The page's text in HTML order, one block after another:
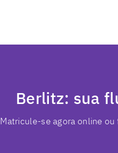
Berlitz: sua
Matricule-se agora online